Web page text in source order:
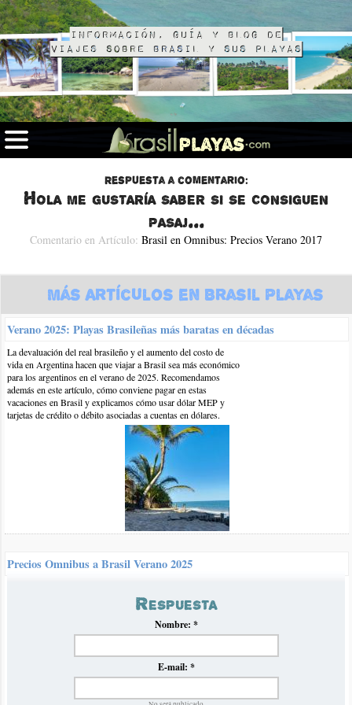
Información, guía y blog de
viajes sobre Brasil y sus playas
Respuesta a comentario:
Hola me gustaría saber si se consiguen
pasaj...
Comentario en Artículo: Brasil en Omnibus: Precios Verano 2017
7-ene-2017 | por Jesica
Hola me gustaría saber si se consiguen pasajes para el 31 de
enero somos dos adultos y un niño. Para brasil playa grande.
Respuesta
Nombre: *
E-mail: *
Más Artículos en Brasil Playas
Verano 2025: Playas Brasileñas más baratas en décadas
La devaluación del real brasileño y el aumento del costo de
vida en Argentina hacen que viajar a Brasil sea más económico
para los argentinos en el verano de 2025. Recomendamos
además en este artículo, cómo conviene pagar en estas
vacaciones en Brasil y explicamos cómo usar dólar MEP y
tarjetas de crédito o débito asociadas a cuentas en dólares.
Precios Omnibus a Brasil Verano 2025
que impidió establecer normalmente un panorama claro de
precios de omnibús hacia Brasil, volvemos con nuestro
tradicional informe en el que recopilamos y analizamos los
precios para el próximo verano 2025.